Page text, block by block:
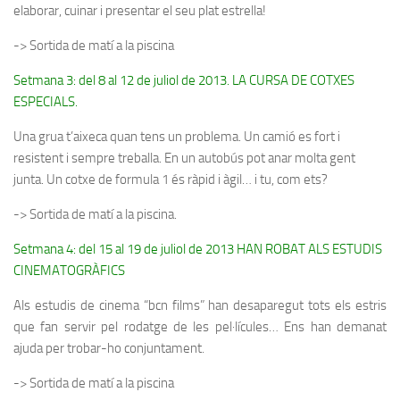
elaborar, cuinar i presentar el seu plat estrella!
-> Sortida de matí a la piscina
Setmana 3: del 8 al 12 de juliol de 2013. LA CURSA DE COTXES
ESPECIALS.
Una grua t’aixeca quan tens un problema. Un camió es fort i
resistent i sempre treballa. En un autobús pot anar molta gent
junta. Un cotxe de formula 1 és ràpid i àgil… i tu, com ets?
-> Sortida de matí a la piscina.
Setmana 4: del 15 al 19 de juliol de 2013 HAN ROBAT ALS ESTUDIS
CINEMATOGRÀFICS
Als estudis de cinema “bcn films” han desaparegut tots els estris
que fan servir pel rodatge de les pel·lícules… Ens han demanat
ajuda per trobar-ho conjuntament.
-> Sortida de matí a la piscina